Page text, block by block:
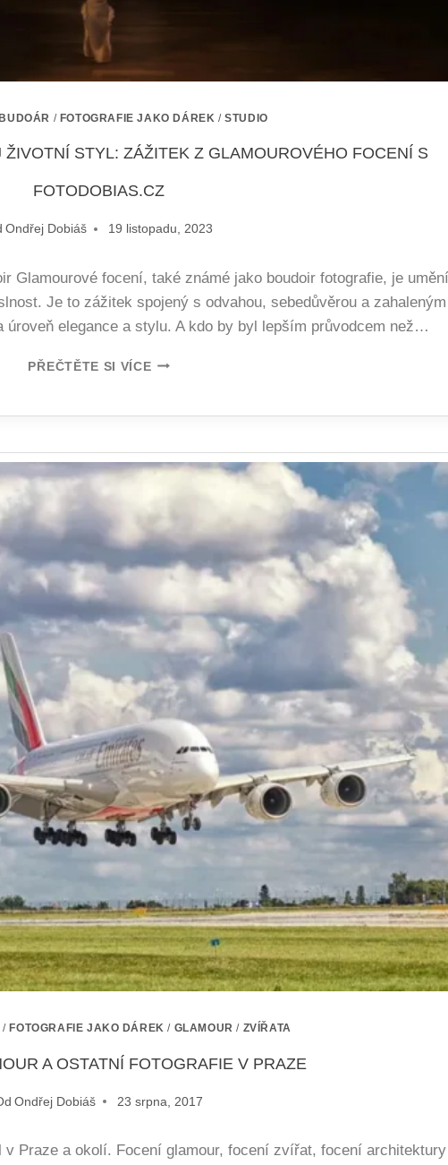
/ FOTOGRAFIE JAKO DÁREK /STUDIO
STYL: ZÁŽITEK Z GLAMOUROVÉHO FOCENÍ S
FOTODOBIAS.CZ
Ondřej Dobiáš 19 listopadu, 2023
Glamourové focení, také známé jako boudoir fotografie, je
Je to zážitek spojený s odvahou, sebedůvěrou a zahaleným
elegance a stylu. A kdo by byl lepším průvodcem než…
PŘEČTĚTE SI VÍCE
/ FOTOGRAFIE JAKO DÁREK / GLAMOUR / ZVÍŘATA
A OSTATNÍ FOTOGRAFIE V PRAZE
Ondřej Dobiáš 23 srpna, 2017
Praze a okolí. Focení glamour, focení zvířat, focení